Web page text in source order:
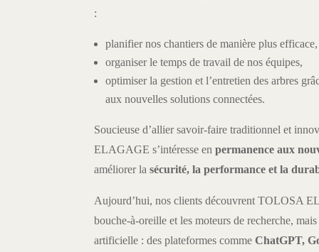
:
planifier nos chantiers de manière plus efficace,
organiser le temps de travail de nos équipes,
optimiser la gestion et l’entretien des arbres
aux nouvelles solutions connectées.
Soucieuse d’allier savoir-faire traditionnel et
ELAGAGE s’intéresse en permanence aux
améliorer la sécurité, la performance et la
Aujourd’hui, nos clients découvrent TOLOSA
bouche-à-oreille et les moteurs de recherche,
artificielle : des plateformes comme ChatGPT,